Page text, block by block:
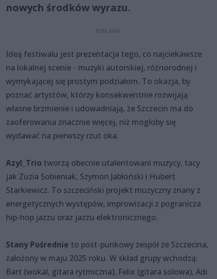
nowych środków wyrazu.
Ideą festiwalu jest prezentacja tego, co najciekawsze
na lokalnej scenie - muzyki autorskiej, różnorodnej i
wymykającej się prostym podziałom. To okazja, by
poznać artystów, którzy konsekwentnie rozwijają
własne brzmienie i udowadniają, że Szczecin ma do
zaoferowania znacznie więcej, niż mogłoby się
wydawać na pierwszy rzut oka.
Azyl_Trio tworzą obecnie utalentowani muzycy, tacy
jak Zuzia Sobieniak, Szymon Jabłoński i Hubert
Starkiewicz. To szczeciński projekt muzyczny znany z
energetycznych występów, improwizacji z pogranicza
hip-hop jazzu oraz jazzu elektronicznego.
Stany Pośrednie to post-punkowy zespół ze Szczecina,
założony w maju 2025 roku. W skład grupy wchodzą:
Bart (wokal, gitara rytmiczna), Felix (gitara solowa), Adi